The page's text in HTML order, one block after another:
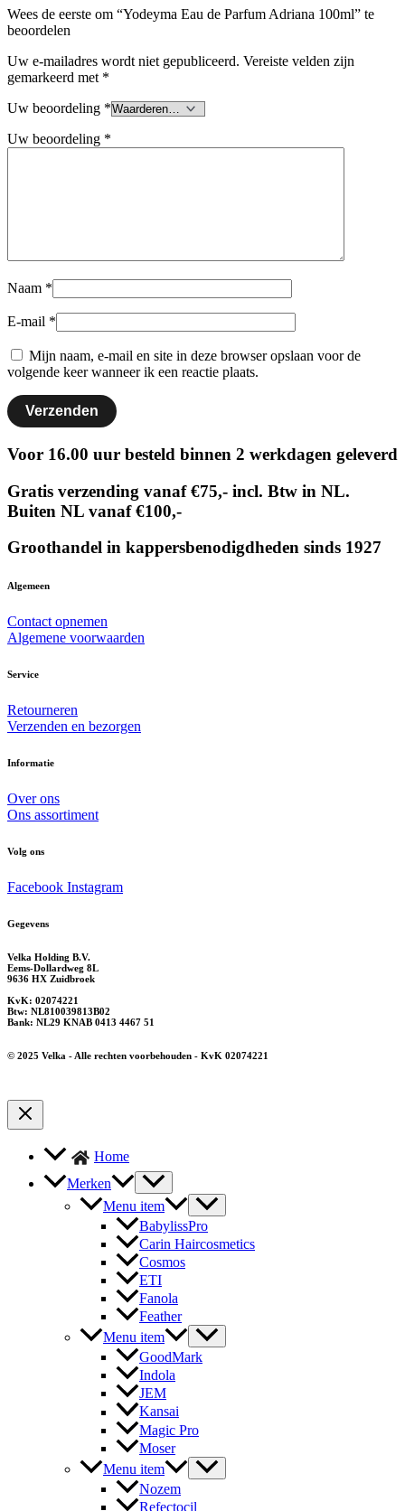
Wees de eerste om “Yodeyma Eau de Parfum Adriana 100ml” te
beoordelen
Uw e-mailadres wordt niet gepubliceerd. Vereiste velden zijn
gemarkeerd met *
Uw beoordeling *
Uw beoordeling *
Naam *
E-mail *
Mijn naam, e-mail en site in deze browser opslaan voor de
volgende keer wanneer ik een reactie plaats.
Voor 16.00 uur besteld binnen 2 werkdagen geleverd
Gratis verzending vanaf €75,- incl. Btw in NL.
Buiten NL vanaf €100,-
Groothandel in kappersbenodigdheden sinds 1927
Algemeen
Contact opnemen
Algemene voorwaarden
Service
Retourneren
Verzenden en bezorgen
Informatie
Over ons
Ons assortiment
Volg ons
Facebook Instagram
Gegevens
Velka Holding B.V.
Eems-Dollardweg 8L
9636 HX Zuidbroek
KvK: 02074221
Btw: NL810039813B02
Bank: NL29 KNAB 0413 4467 51
© 2025 Velka - Alle rechten voorbehouden - KvK 02074221
Home
Merken
Menu item
BabylissPro
Carin Haircosmetics
Cosmos
ETI
Fanola
Feather
Menu item
GoodMark
Indola
JEM
Kansai
Magic Pro
Moser
Menu item
Nozem
Refectocil